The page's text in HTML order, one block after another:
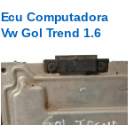
Ecu Computadora
Vw Gol Trend 1.6